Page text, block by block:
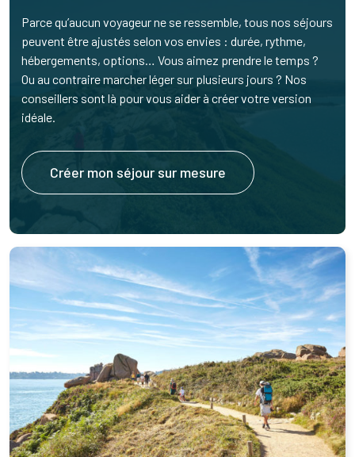
Parce qu’aucun voyageur ne se ressemble, tous nos séjours
peuvent être ajustés selon vos envies : durée, rythme,
hébergements, options… Vous aimez prendre le temps ?
Ou au contraire marcher léger sur plusieurs jours ? Nos
conseillers sont là pour vous aider à créer votre version
idéale.
Créer mon séjour sur mesure